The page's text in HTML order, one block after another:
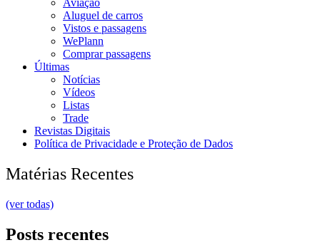
Aviação
Aluguel de carros
Vistos e passagens
WePlann
Comprar passagens
Últimas
Notícias
Vídeos
Listas
Trade
Revistas Digitais
Política de Privacidade e Proteção de Dados
Matérias Recentes
(ver todas)
Posts recentes